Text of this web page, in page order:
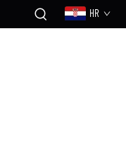
HR